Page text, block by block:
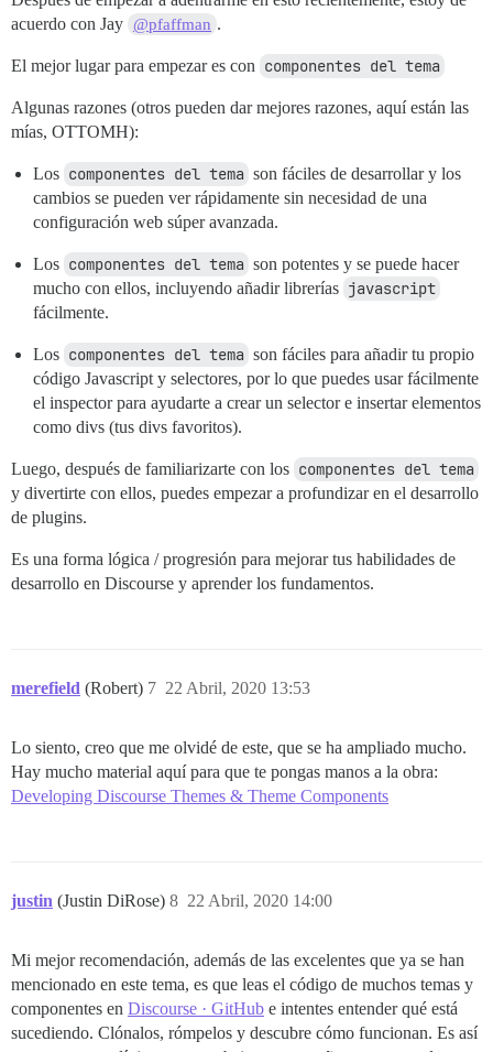
acuerdo con Jay @pfaffman .
El mejor lugar para empezar es con componentes del tema
Algunas razones (otros pueden dar mejores razones, aquí están las
mías, OTTOMH):
Los componentes del tema son fáciles de desarrollar y los
cambios se pueden ver rápidamente sin necesidad de una
configuración web súper avanzada.
Los componentes del tema son potentes y se puede hacer
mucho con ellos, incluyendo añadir librerías javascript
fácilmente.
Los componentes del tema son fáciles para añadir tu propio
código Javascript y selectores, por lo que puedes usar fácilmente
el inspector para ayudarte a crear un selector e insertar elementos
como divs (tus divs favoritos).
Luego, después de familiarizarte con los componentes del tema
y divertirte con ellos, puedes empezar a profundizar en el desarrollo
de plugins.
Es una forma lógica / progresión para mejorar tus habilidades de
desarrollo en Discourse y aprender los fundamentos.
merefield (Robert) 22 Abril, 2020 13:53
7
Lo siento, creo que me olvidé de este, que se ha ampliado mucho.
Hay mucho material aquí para que te pongas manos a la obra:
Developing Discourse Themes & Theme Components
justin (Justin DiRose) 22 Abril, 2020 14:00
8
Mi mejor recomendación, además de las excelentes que ya se han
mencionado en este tema, es que leas el código de muchos temas y
componentes en Discourse · GitHub e intentes entender qué está
sucediendo. Clónalos, rómpelos y descubre cómo funcionan. Es así